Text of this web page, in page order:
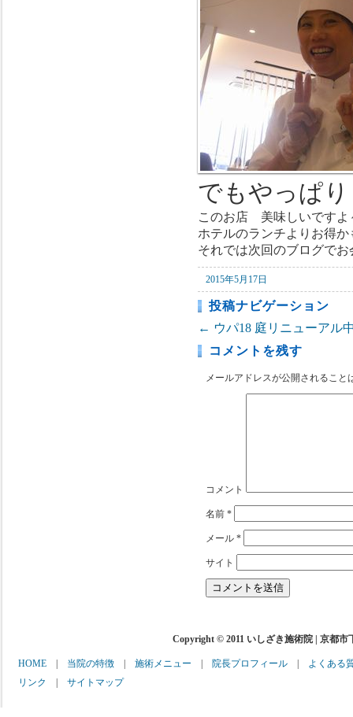
でもやっぱ
このお店 美味しいです
ホテルのランチよりお得
それでは次回のブログで
2015年5月17日
投稿ナビゲーション
← ウパ18 庭リニューアル
コメントを残す
メールアドレスが公開されること
コメント
名前 *
メール *
サイト
Copyright © 2011 いしざき施術院 | 京都
HOME 当院の特徴 施術メニュー 院長プロフィール
よくある
リンク
サイトマップ